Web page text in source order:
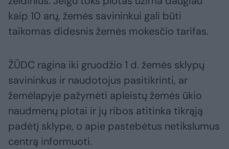
kaip 10 arų, žemės savininkui gali būti
taikomas didesnis žemės mokesčio tarifas.
ŽŪDC ragina iki gruodžio 1 d. žemės sklypų
savininkus ir naudotojus pasitikrinti, ar
žemėlapyje pažymėti apleistų žemės ūkio
naudmenų plotai ir jų ribos atitinka tikrąją
padėtį sklype, o apie pastebėtus netikslumus
centrą informuoti.